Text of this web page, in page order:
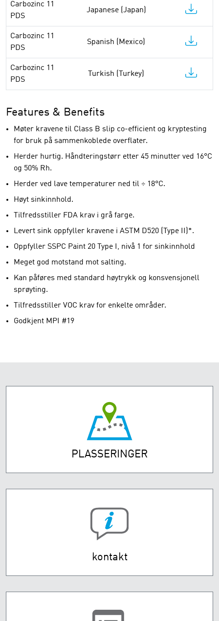
Carbozinc 11
PDS
Japanese (Japan)
Carbozinc 11
PDS
Spanish (Mexico)
Carbozinc 11
PDS
Turkish (Turkey)
Features & Benefits
Møter kravene til Class B slip co-efficient og kryptesting
for bruk på sammenkoblede overflater.
Herder hurtig. Håndteringstørr etter 45 minutter ved 16°C
og 50% Rh.
Herder ved lave temperaturer ned til ÷ 18°C.
Høyt sinkinnhold.
Tilfredsstiller FDA krav i grå farge.
Levert sink oppfyller kravene i ASTM D520 (Type II)*.
Oppfyller SSPC Paint 20 Type I, nivå 1 for sinkinnhold
Meget god motstand mot salting.
Kan påføres med standard høytrykk og konsvensjonell
sprøyting.
Tilfredsstiller VOC krav for enkelte områder.
Godkjent MPI #19
PLASSERINGER
kontakt